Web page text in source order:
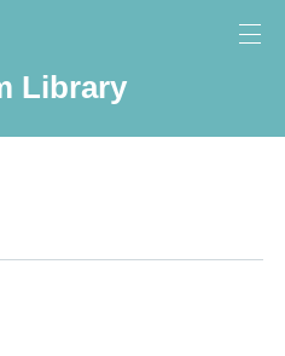
Library